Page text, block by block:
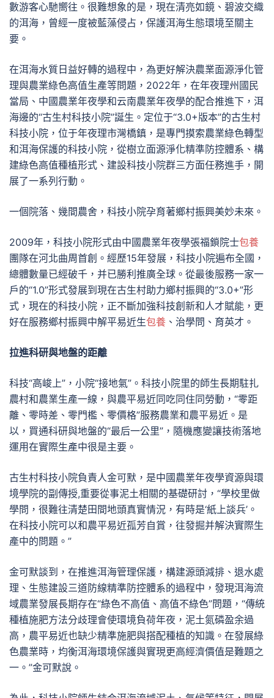
數游客心馳嚮往。很難想象的是，現在清亮如鏡、碧波交織
的洱海，曾經一度被藍藻侵占，保護洱海生態環境至關主
要。
在洱海水質日益好轉的過程中，為更好解決農業面源淨化管
理與農業綠色高值生產等問題，2022年，在年夜理州國民
當局、中國農業年夜學和云南農業年夜學的配合推進下，洱
海邊的“古生村科技小院”誕生。定位于“3.0+版本”的古生村
科技小院，位于年夜理市灣橋鎮，是專門摸索農業綠色轉型
和洱海保護的科技小院，從樹立面源淨化精準防控體系、構
建綠色高值種植形式、建設科技小院群三方面任務進手，開
展了一系列行動。
一個院落、幾間農舍，科技小院孕育著鄉村振興美妙未來。
2009年，科技小院形式由中國農業年夜學張福鎖院士包養
團隊在河北曲周首創。經歷15年發展，科技小院遍布全國，
總體數量已經破千，并已勝利推廣全球。從最後服務一家一
戶的“1.0”形式發展到現在古生村助力鄉村振興的“3.0+”形
式，現在的科技小院，正不斷加強科技創新和人才賦能，更
好在服務鄉村振興中解平易近生包養 、治學問、育英才。
拉進科研與地盤的距離
科技“高峻上”，小院“接地氣”。科技小院里的師生長期駐扎
農村和農業生產一線，與農平易近同吃同住同勞動，“零距
離、零時差、零門檻、零價格”服務農業和農平易近。是
以，買通科研與地盤的“最后一公里”，隨機應變讓技術落地
運用在實際生產中很是主要。
古生村科技小院負責人金可默，是中國農業年夜學資源與環
境學院的副傳授,重要從事泥土相關的基礎研討，“學校里做
學問，很難往清楚田間地頭真實情況，有時是‘紙上談兵’。
在科技小院可以和農平易近孤芳自賞，往發掘并解決實際生
產中的問題。”
金可默談到，在推進洱海管理保護，構建源頭減排、退水處
理、生態建設三道防線精準防控體系的過程中，發現洱海流
域農業發展長期存在“綠色不高值、高值不綠色”問題，“傳統
種植施肥方法分歧理會使環境負荷年夜，泥土氮磷盈余過
高，農平易近也缺少精準施肥與搭配種植的知識。在發展綠
色農業時，均衡洱海環境保護與實現更高經濟價值是難題之
一。”金可默說。